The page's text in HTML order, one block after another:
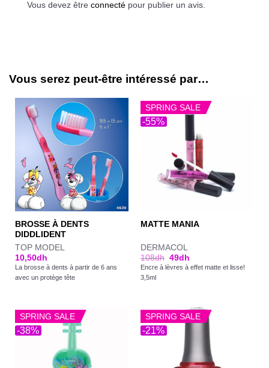
Vous devez être connecté pour publier un avis.
Vous serez peut-être intéressé par…
BROSSE À DENTS
DIDDLIDENT
TOP MODEL
10,50dh
La brosse à dents à partir de 6 ans
avec un protège tête
-55%
SPRING SALE
MATTE MANIA
DERMACOL
108dh 49dh
Encre à lèvres à effet matte et lisse!
3,5ml
-38%
SPRING SALE
-21%
SPRING SALE